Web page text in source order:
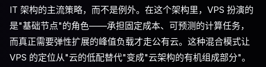
IT 架构的主流策略，而不是例外。在这个架构里，VPS 扮演的
是"基础节点"的角色——承担固定成本、可预测的计算任务，
而真正需要弹性扩展的峰值负载才走公有云。这种混合模式让
VPS 的定位从"云的低配替代"变成"云架构的有机组成部分"。